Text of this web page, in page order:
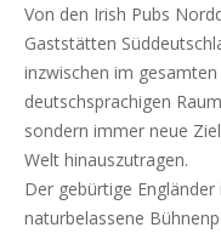
Von den Irish Pubs
Gaststätten
inzwischen im gesamten
deutschsprachigen
sondern immer neue
Welt hinauszutragen.
Der gebürtige
naturbelassene